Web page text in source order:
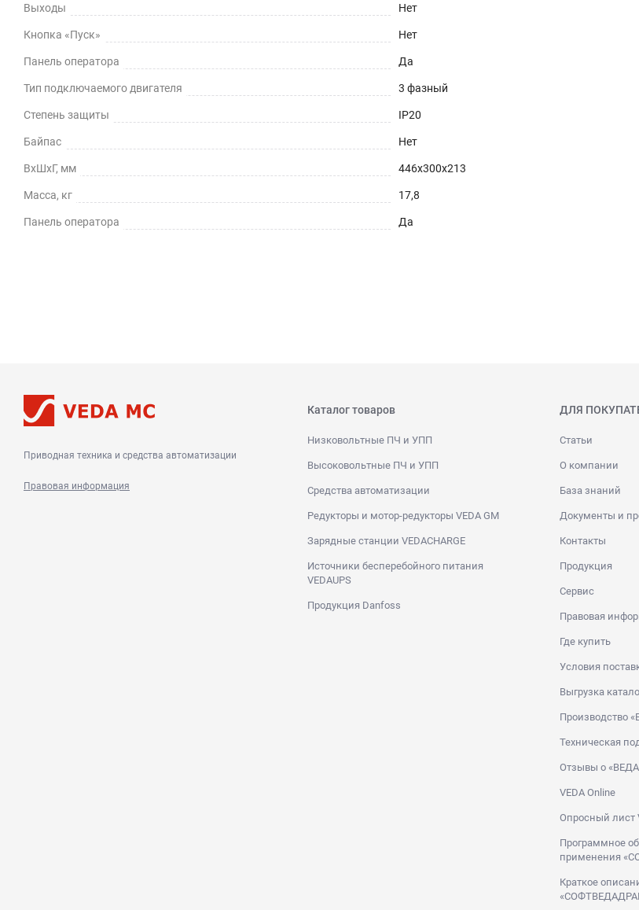
Выходы Нет
Кнопка «Пуск» Нет
Панель оператора Да
Тип подключаемого двигателя 3 фазный
Степень защиты IP20
Байпас Нет
ВхШхГ, мм 446х300х213
Масса, кг 17,8
Панель оператора Да
Приводная техника и средства автоматизации
Правовая информация
Каталог товаров
Низковольтные ПЧ и УПП
Высоковольтные ПЧ и УПП
Средства автоматизации
Редукторы и мотор-редукторы VEDA GM
Зарядные станции VEDACHARGE
Источники бесперебойного питания
VEDAUPS
Продукция Danfoss
ДЛЯ
Статьи
О компании
База знаний
Документы и
Контакты
Продукция
Сервис
Правовая
Где купить
Условия
Выгрузка
Производство
Техническая
Отзывы о
VEDA Online
Опросный лист
Программное
применения
Краткое